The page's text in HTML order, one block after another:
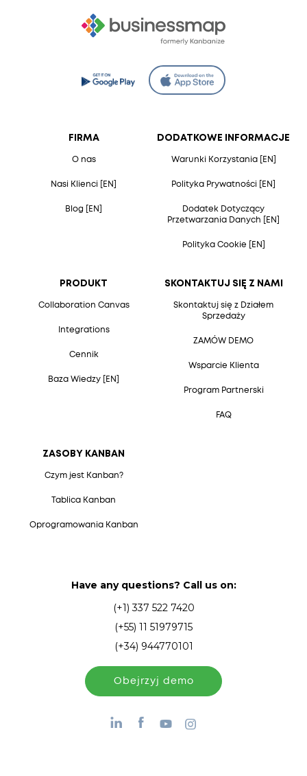
FIRMA
O nas
Nasi Klienci [EN]
Blog [EN]
PRODUKT
Collaboration Canvas
Integrations
Cennik
Baza Wiedzy [EN]
ZASOBY KANBAN
Czym jest Kanban?
Tablica Kanban
Oprogramowania Kanban
SKONTAKTUJ SIĘ Z NAMI
Skontaktuj się z Działem
Sprzedaży
ZAMÓW DEMO
Wsparcie Klienta
Program Partnerski
FAQ
DODATKOWE INFORMACJE
Warunki Korzystania [EN]
Polityka Prywatności [EN]
Dodatek Dotyczący
Przetwarzania Danych [EN]
Polityka Cookie [EN]
Have any questions? Call us on:
(+1) 337 522 7420
(+55) 11 51979715
(+34) 944770101
Obejrzyj demo